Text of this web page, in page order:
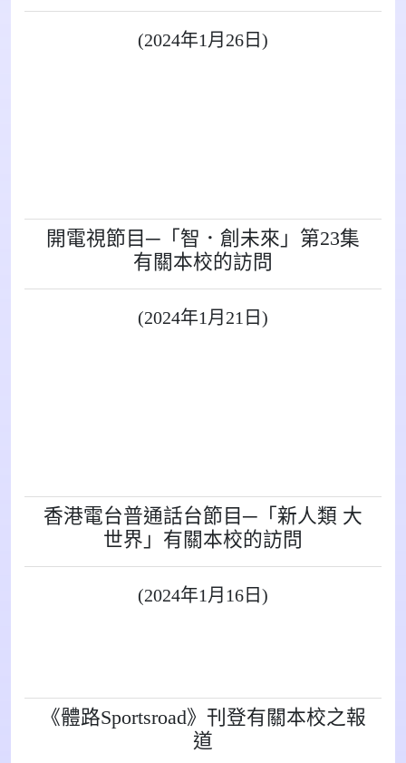
(2024年1月26日)
開電視節目─「智．創未來」第23集
有關本校的訪問
(2024年1月21日)
香港電台普通話台節目─「新人類 大
世界」有關本校的訪問
(2024年1月16日)
《體路Sportsroad》刊登有關本校之報
道